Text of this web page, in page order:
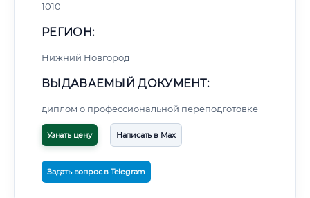
1010
РЕГИОН:
Нижний Новгород
ВЫДАВАЕМЫЙ ДОКУМЕНТ:
диплом о профессиональной переподготовке
Узнать цену Написать в Max
Задать вопрос в Telegram